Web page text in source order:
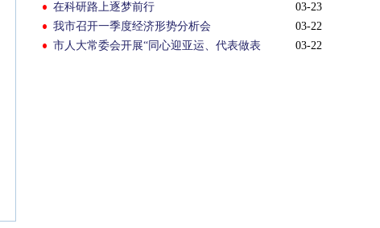
03-23
在科研路上逐梦前行
03-22
我市召开一季度经济形势分析会
03-22
市人大常委会开展“同心迎亚运、代表做表